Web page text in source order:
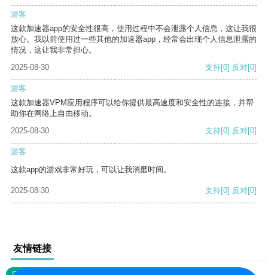
游客
这款加速器app的安全性很高，使用过程中不会泄露个人信息，这让我很
放心。我以前使用过一些其他的加速器app，经常会出现个人信息泄露的
情况，这让我非常担心。
2025-08-30
支持[0] 反对[0]
游客
这款加速器VPM应用程序可以给你提供最高速度和安全性的连接，并帮
助你在网络上自由移动。
2025-08-30
支持[0] 反对[0]
游客
这款app的游戏非常好玩，可以让我消磨时间。
2025-08-30 支持[0] 反对[0]
友情链接